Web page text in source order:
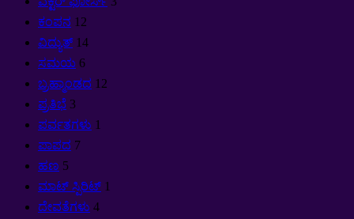
ಕಂಪನ 12
ವಿದ್ಯುತ್ 14
ಸಮಯ 6
ಬ್ರಹ್ಮಾಂಡದ 12
ಪ್ರತಿಭೆ 3
ಪರ್ವತಗಳು 1
ಪಾಪದ 7
ಹಣ 5
ಮಾಟ್ ಸ್ಪಿರಿಟ್ 1
ದೇವತೆಗಳು 4